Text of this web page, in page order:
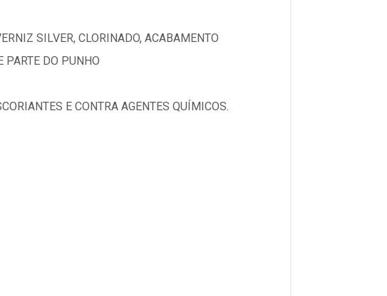
SILVER, CLORINADO, ACABAMENTO
PARTE DO PUNHO
E CONTRA AGENTES QUÍMICOS.